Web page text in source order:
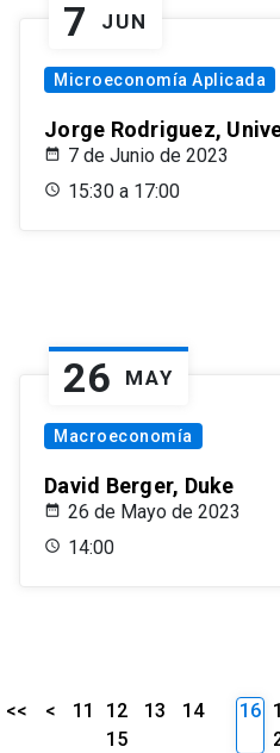
7 JUN
Microeconomía Aplicada
Jorge Rodriguez,
7 de Junio de 2023
15:30 a 17:00
26 MAY
Macroeconomía
David Berger, Duke
26 de Mayo de 2023
14:00
<< < 11 12 13
14
15
16